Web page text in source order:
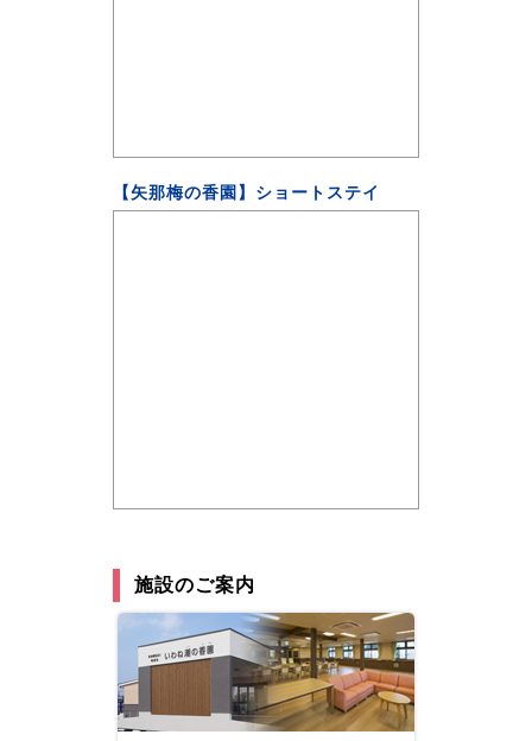
【矢那梅の香園】ショートステイ
施設のご案内